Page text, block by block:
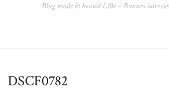
Blog mode & beauté Lille – Bonnes
DSCF0782